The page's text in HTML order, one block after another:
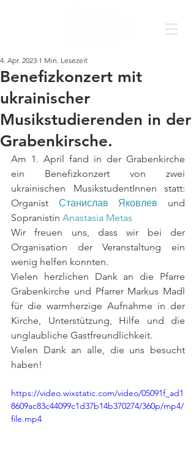
Benefizkonzert mit
ukrainischer
Musikstudierenden in der
Grabenkirsche.
4. Apr. 2023 1 Min. Lesezeit
Am 1. April fand in der Grabenkirche
ein Benefizkonzert von zwei
ukrainischen MusikstudentInnen statt:
Organist Станислав Яковлев und
Sopranistin Anastasia Metas
Wir freuen uns, dass wir bei der
Organisation der Veranstaltung ein
wenig helfen konnten.
Vielen herzlichen Dank an die Pfarre
Grabenkirche und Pfarrer Markus Madl
für die warmherzige Aufnahme in der
Kirche, Unterstützung, Hilfe und die
unglaubliche Gastfreundlichkeit.
Vielen Dank an alle, die uns besucht
haben!
https://video.wixstatic.com/video/05091f_ad1
8609ac83c44099c1d37b14b370274/360p/mp4/
file.mp4